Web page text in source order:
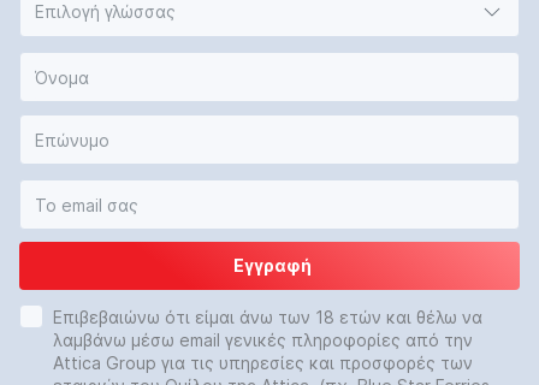
Επιλογή γλώσσας
Εγγραφή
Επιβεβαιώνω ότι είμαι άνω των 18 ετών και θέλω να
λαμβάνω μέσω email γενικές πληροφορίες από την
Attica Group για τις υπηρεσίες και προσφορές των